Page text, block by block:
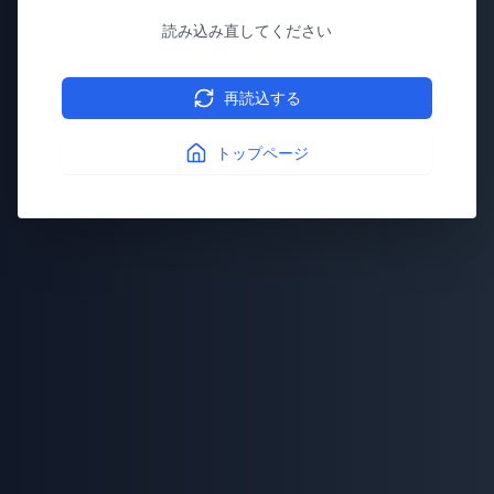
読み込み直してください
再読込する
トップページ